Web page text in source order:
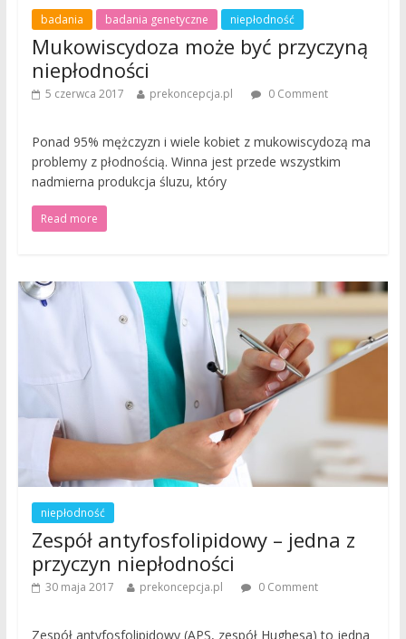
badania badania genetyczne niepłodność
Mukowiscydoza może być przyczyną
niepłodności
5 czerwca 2017 prekoncepcja.pl 0 Comment
Ponad 95% mężczyzn i wiele kobiet z mukowiscydozą ma
problemy z płodnością. Winna jest przede wszystkim
nadmierna produkcja śluzu, który
Read more
niepłodność
Zespół antyfosfolipidowy – jedna z
przyczyn niepłodności
30 maja 2017 prekoncepcja.pl 0 Comment
Zespół antyfosfolipidowy (APS, zespół Hughesa) to jedna